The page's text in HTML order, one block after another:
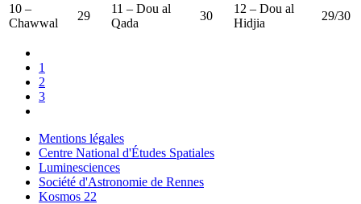
10 –
Chawwal
29
11 – Dou al
Qada
30
12 – Dou al
Hidjia
29/30
1
2
3
Mentions légales
Centre National d'Études Spatiales
Luminesciences
Société d'Astronomie de Rennes
Kosmos 22